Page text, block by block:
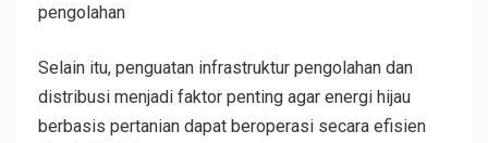
pengolahan
Selain itu, penguatan infrastruktur pengolahan dan
distribusi menjadi faktor penting agar energi hijau
berbasis pertanian dapat beroperasi secara efisien